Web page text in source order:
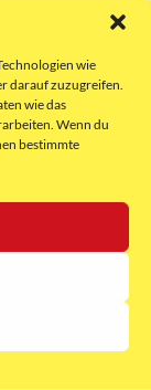
wie
darauf zuzugreifen.
wie das
Wenn du
bestimmte